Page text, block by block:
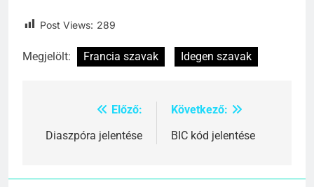
Post Views: 289
Megjelölt: Francia szavak Idegen szavak
Bejegyzés
navigáció
Előző:
Diaszpóra jelentése
Következő:
BIC kód jelentése